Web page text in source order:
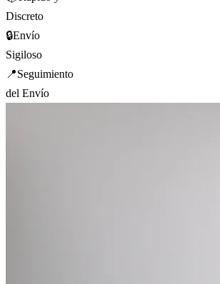
Discreto
🔒Envío
Sigiloso
📍Seguimiento
del Envío